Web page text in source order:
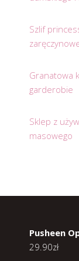
Szlif
Granatowa
garderobie
Sklep z
masowego
Pusheen
29.90zł